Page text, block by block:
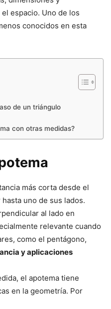
espacio. Uno de los
conocidos en esta
de un triángulo
con otras medidas?
más corta desde el
uno de sus lados.
al lado en
relevante cuando
como el pentágono,
y aplicaciones
el apotema tiene
en la geometría. Por